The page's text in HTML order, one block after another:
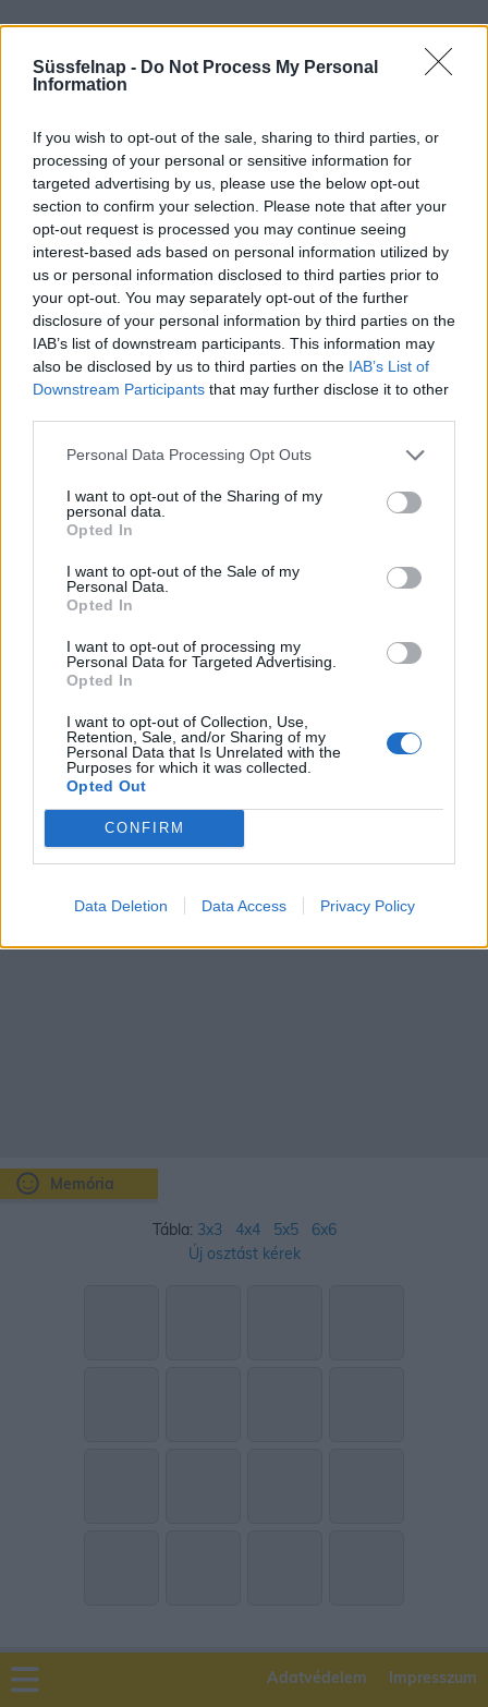
Süssfelnap - Do Not Process My Personal
Information
If you wish to opt-out of the sale, sharing to third parties, or
processing of your personal or sensitive information for
targeted advertising by us, please use the below opt-out
section to confirm your selection. Please note that after your
opt-out request is processed you may continue seeing
interest-based ads based on personal information utilized by
us or personal information disclosed to third parties prior to
your opt-out. You may separately opt-out of the further
disclosure of your personal information by third parties on the
IAB’s list of downstream participants. This information may
also be disclosed by us to third parties on the IAB’s List of
Downstream Participants that may further disclose it to other
Personal Data Processing Opt Outs
I want to opt-out of the Sharing of my
personal data.
Opted In
I want to opt-out of the Sale of my
Personal Data.
Opted In
I want to opt-out of processing my
Personal Data for Targeted Advertising.
Opted In
I want to opt-out of Collection, Use,
Retention, Sale, and/or Sharing of my
Personal Data that Is Unrelated with the
Purposes for which it was collected.
Opted Out
CONFIRM
Data Deletion Data Access Privacy Policy
Aktuális időjárás Óránkénti előrejelzés
30/60/90 napos előrejelzés
Vészjelzések, figyelmeztetések Orvosmeteorológia
Felhőkép Hőtérkép Páratartalom
Széltérkép Radar Hójelentés
Vízhőmérséklet Holdnaptár Receptek
Aug 09.
30
22
37
17
36
21
16
Memória
Tábla: 3x3 4x4 5x5
6x6
Új osztást kérek
Adatvédelem Impresszum